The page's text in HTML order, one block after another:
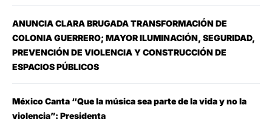
ANUNCIA CLARA BRUGADA TRANSFORMACIÓN DE
COLONIA GUERRERO; MAYOR ILUMINACIÓN, SEGURIDAD,
PREVENCIÓN DE VIOLENCIA Y CONSTRUCCIÓN DE
ESPACIOS PÚBLICOS
México Canta “Que la música sea parte de la vida y no la
violencia”: Presidenta